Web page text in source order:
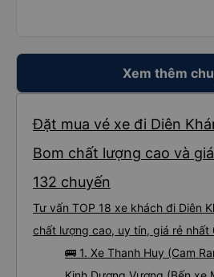
Xem thêm
Đặt mua vé xe đi Diên
Bom chất lượng cao và
132 chuyến
Tư vấn TOP 18 xe khách đi Diên
chất lượng cao, uy tín, giá rẻ nhất
🚌 1. Xe Thanh Huy (Cam